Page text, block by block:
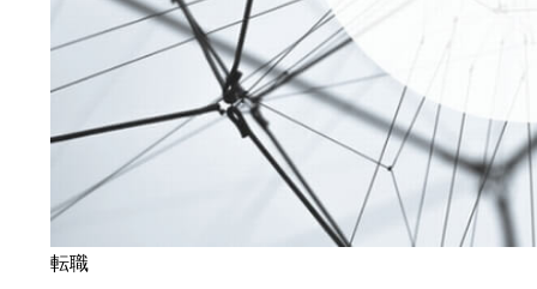
転職